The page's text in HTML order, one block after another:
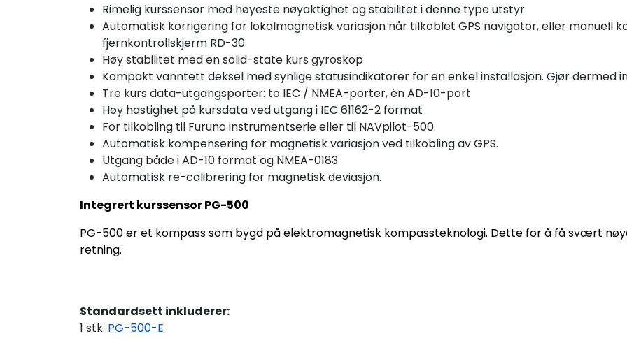
Rimelig kurssensor med høyeste nøyaktighet og stabilitet i denne type utstyr
Automatisk korrigering for lokalmagnetisk variasjon når tilkoblet GPS navigator, eller manuell
fjernkontrollskjerm RD-30
Høy stabilitet med en solid-state kurs gyroskop
Kompakt vanntett deksel med synlige statusindikatorer for en enkel installasjon. Gjør dermed
Tre kurs data-utgangsporter: to IEC / NMEA-porter, én AD-10-port
Høy hastighet på kursdata ved utgang i IEC 61162-2 format
For tilkobling til Furuno instrumentserie eller til NAVpilot-500.
Automatisk kompensering for magnetisk variasjon ved tilkobling av GPS.
Utgang både i AD-10 format og NMEA-0183
Automatisk re-calibrering for magnetisk deviasjon.
Integrert kurssensor PG-500
PG-500 er et kompass som bygd på elektromagnetisk kompassteknologi. Dette for å få svært
retning.
Standardsett inkluderer:
1 stk. PG-500-E